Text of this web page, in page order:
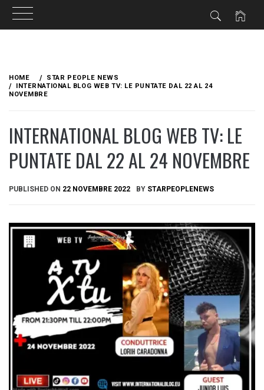
content
HOME
STAR PEOPLE NEWS
INTERNATIONAL BLOG WEB TV: LE PUNTATE DAL 22 AL 24
NOVEMBRE
INTERNATIONAL BLOG WEB TV: LE
PUNTATE DAL 22 AL 24 NOVEMBRE
PUBLISHED ON 22 NOVEMBRE 2022 BY STARPEOPLENEWS